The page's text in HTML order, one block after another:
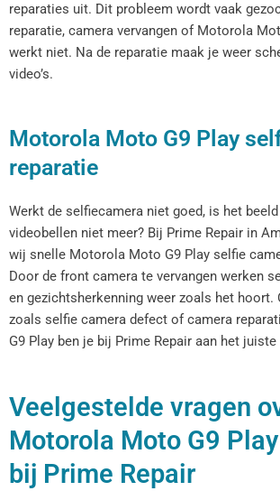
reparaties uit. Dit probleem wordt vaak
reparatie, camera vervangen of Motorola
werkt niet. Na de reparatie maak je weer
video’s.
Motorola Moto G9 Play
reparatie
Werkt de selfiecamera niet goed, is het
videobellen niet meer? Bij Prime Repair in
wij snelle Motorola Moto G9 Play selfie
Door de front camera te vervangen werken
en gezichtsherkenning weer zoals het hoort.
zoals selfie camera defect of camera
G9 Play ben je bij Prime Repair aan het juiste
Veelgestelde vragen
Motorola Moto G9
bij Prime Repair